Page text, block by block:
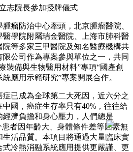
院長參加授牌儀式
防治中心牽頭，北京腫瘤醫院、
學院附屬瑞金醫院、上海市肺科醫
院等多家三甲醫院及知名醫療機構共
公司作為專案參與單位之一，共同
裝備與生物醫用材料”專項“國產創
應用示範研究”專案開展合作。
已成為全球第二大死因，近六分之
國，癌症生存率只有40%，往往給
濟負擔和身心壓力，人們總是
者因年齡大、身體條件差等因素無
活品質。本項目將通過大量臨床實
冷熱消融系統應用提供更嚴謹、更